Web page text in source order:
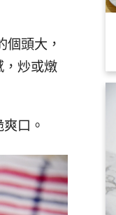
頭大，
，炒或燉
口。